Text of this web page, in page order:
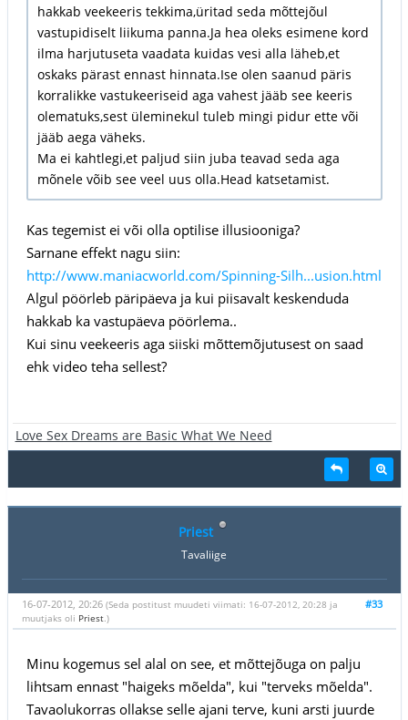
hakkab veekeeris tekkima,üritad seda mõttejõul
vastupidiselt liikuma panna.Ja hea oleks esimene kord
ilma harjutuseta vaadata kuidas vesi alla läheb,et
oskaks pärast ennast hinnata.Ise olen saanud päris
korralikke vastukeeriseid aga vahest jääb see keeris
olematuks,sest üleminekul tuleb mingi pidur ette või
jääb aega väheks.
Ma ei kahtlegi,et paljud siin juba teavad seda aga
mõnele võib see veel uus olla.Head katsetamist.
Kas tegemist ei või olla optilise illusiooniga?
Sarnane effekt nagu siin:
http://www.maniacworld.com/Spinning-Silh...usion.html
Algul pöörleb päripäeva ja kui piisavalt keskenduda
hakkab ka vastupäeva pöörlema..
Kui sinu veekeeris aga siiski mõttemõjutusest on saad
ehk video teha sellest?
Love Sex Dreams are Basic What We Need
Priest
Tavaliige
#33
16-07-2012, 20:26 (Seda postitust muudeti viimati: 16-07-2012, 20:28 ja
muutjaks oli Priest.)
Minu kogemus sel alal on see, et mõttejõuga on palju
lihtsam ennast "haigeks mõelda", kui "terveks mõelda".
Tavaolukorras ollakse selle ajani terve, kuni arsti juurde